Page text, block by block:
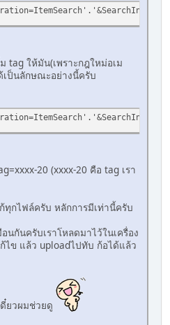
tag ให้มัน(เพราะกฎใหม่อเม
เป็นลักษณะอย่างนี้ครับ
20 (xxxx-20 คือ tag เรา
กไฟล์ครับ หลักการมีเท่านี้ครับ
กันครับเราโหลดมาไว้ในเครื่อง
ไข แล้ว uploadไปทับ ก้อได้แล้ว
ยวผมช่วยดู